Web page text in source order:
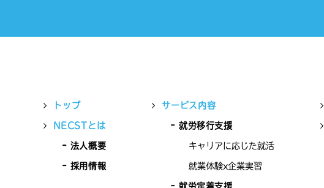
トップ
NECSTとは
法人概要
採用情報
サービス内容
就労移行支援
キャリアに応じた就活
就業体験x企業実習
就労定着支援